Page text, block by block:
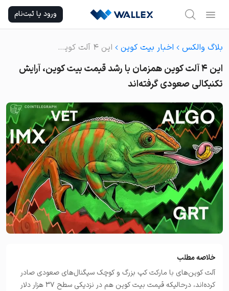
content
ورود یا ثبت‌نام
بلاگ والکس اخبار بیت کوین این ۴ آلت کوین همزمان با رشد قیمت بیت کوین، آرایش تکنیکالی صعودی گرفته‌اند
این ۴ آلت کوین همزمان با رشد قیمت بیت کوین، آرایش
تکنیکالی صعودی گرفته‌اند
خلاصه مطلب
آلت کوین‌های با مارکت کپ بزرگ و کوچک سیگنال‌های صعودی صادر
کرده‌اند، درحالیکه قیمت بیت‌ کوین هم در نزدیکی سطح ۳۷ هزار دلار